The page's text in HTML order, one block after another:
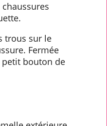
sur le
Fermée
bouton de